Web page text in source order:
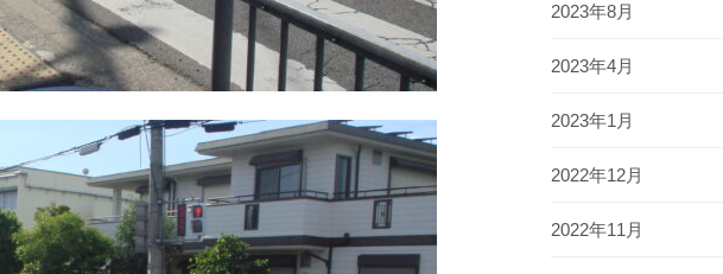
2023年8月
2023年4月
2023年1月
2022年12月
2022年11月